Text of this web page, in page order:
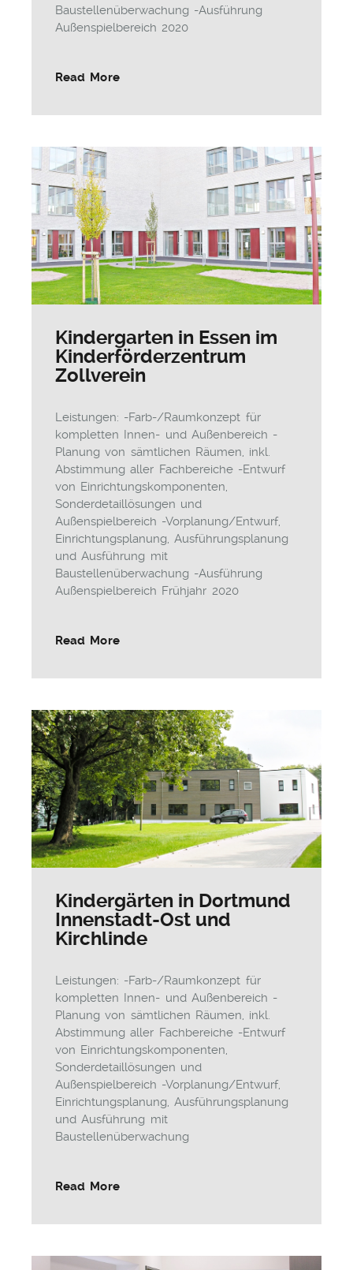
Baustellenüberwachung -Ausführung
Außenspielbereich 2020
Read More
Kindergarten in Essen im
Kinderförderzentrum
Zollverein
Leistungen: -Farb-/Raumkonzept für
kompletten Innen- und Außenbereich -
Planung von sämtlichen Räumen, inkl.
Abstimmung aller Fachbereiche -Entwurf
von Einrichtungskomponenten,
Sonderdetaillösungen und
Außenspielbereich -Vorplanung/Entwurf,
Einrichtungsplanung, Ausführungsplanung
und Ausführung mit
Baustellenüberwachung -Ausführung
Außenspielbereich Frühjahr 2020
Read More
Kindergärten in Dortmund
Innenstadt-Ost und
Kirchlinde
Leistungen: -Farb-/Raumkonzept für
kompletten Innen- und Außenbereich -
Planung von sämtlichen Räumen, inkl.
Abstimmung aller Fachbereiche -Entwurf
von Einrichtungskomponenten,
Sonderdetaillösungen und
Außenspielbereich -Vorplanung/Entwurf,
Einrichtungsplanung, Ausführungsplanung
und Ausführung mit
Baustellenüberwachung
Read More